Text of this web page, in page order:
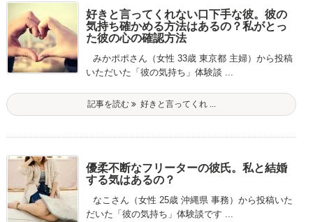
好きと言ってくれない口下手な彼。彼の
気持ち確かめる方法はあるの？私がとっ
た彼の心の確認方法
みかポポさん（女性 33歳 東京都 主婦）から投稿
いただいた「彼の気持ち」体験談 ...
記事を読む 好きと言ってくれ ...
優柔不断なフリーターの彼氏。私と結婚
する気はあるの？
なこさん（女性 25歳 沖縄県 事務）から投稿いた
だいた「彼の気持ち」体験談です ...